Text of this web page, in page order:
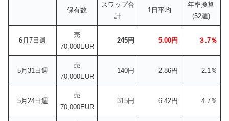
保有数
スワップ合
計
1日平均
年率換算
(52週)
6月7日週
売
70,000EUR
245円 5.00円 ３.7％
5月31日週
売
70,000EUR
140円 2.86円 2.1％
5月24日週
売
70,000EUR
315円 6.42円 4.7％